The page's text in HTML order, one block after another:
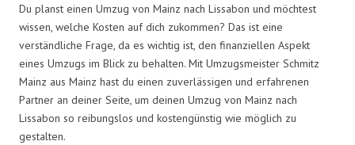
Du planst einen Umzug von Mainz nach Lissabon und möchtest
wissen, welche Kosten auf dich zukommen? Das ist eine
verständliche Frage, da es wichtig ist, den finanziellen Aspekt
eines Umzugs im Blick zu behalten. Mit Umzugsmeister Schmitz
Mainz aus Mainz hast du einen zuverlässigen und erfahrenen
Partner an deiner Seite, um deinen Umzug von Mainz nach
Lissabon so reibungslos und kostengünstig wie möglich zu
gestalten.